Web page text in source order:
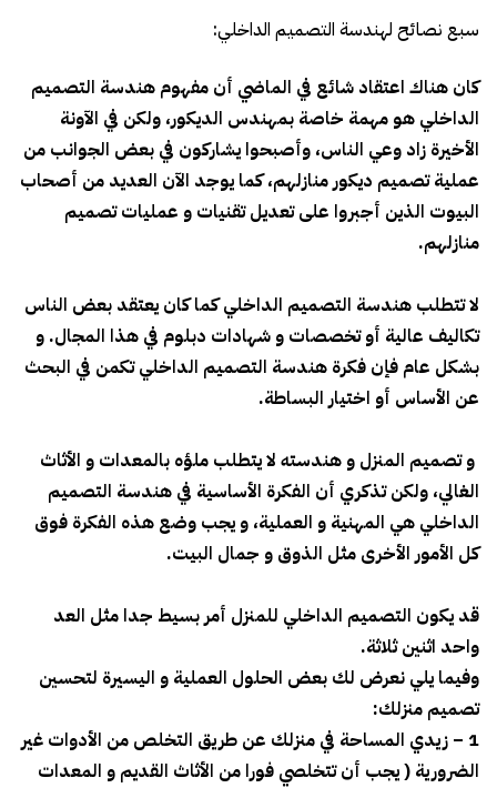
سبع نصائح لهندسة التصميم الداخلي:
كان هناك اعتقاد شائع في الماضي أن مفهوم هندسة التصميم
الداخلي هو مهمة خاصة بمهندس الديكور، ولكن في الآونة
الأخيرة زاد وعي الناس، وأصبحوا يشاركون في بعض الجوانب من
عملية تصميم ديكور منازلهم، كما يوجد الآن العديد من أصحاب
البيوت الذين أجبروا على تعديل تقنيات و عمليات تصميم
منازلهم.
لا تتطلب هندسة التصميم الداخلي كما كان يعتقد بعض الناس
تكاليف عالية أو تخصصات و شهادات دبلوم في هذا المجال. و
بشكل عام فإن فكرة هندسة التصميم الداخلي تكمن في البحث
عن الأساس أو اختيار البساطة.
و تصميم المنزل و هندسته لا يتطلب ملؤه بالمعدات و الأثاث
الغالي، ولكن تذكري أن الفكرة الأساسية في هندسة التصميم
الداخلي هي المهنية و العملية، و يجب وضع هذه الفكرة فوق
كل الأمور الأخرى مثل الذوق و جمال البيت.
قد يكون التصميم الداخلي للمنزل أمر بسيط جدا مثل العد
واحد اثنين ثلاثة.
وفيما يلي نعرض لك بعض الحلول العملية و اليسيرة لتحسين
تصميم منزلك:
1 – زيدي المساحة في منزلك عن طريق التخلص من الأدوات غير
الضرورية ( يجب أن تتخلصي فورا من الأثاث القديم و المعدات